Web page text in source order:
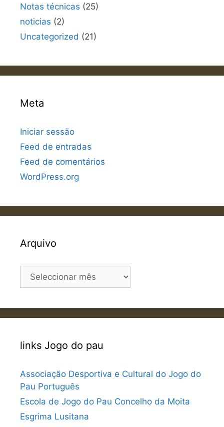
Notas técnicas (25)
noticias (2)
Uncategorized (21)
Meta
Iniciar sessão
Feed de entradas
Feed de comentários
WordPress.org
Arquivo
Arquivo
links Jogo do pau
Associação Desportiva e Cultural do Jogo do
Pau Português
Escola de Jogo do Pau Concelho da Moita
Esgrima Lusitana